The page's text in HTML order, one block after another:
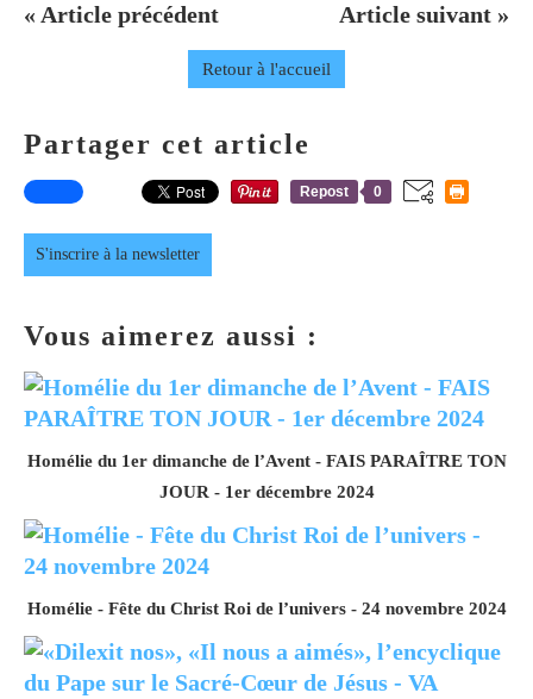
« Article précédent Article suivant »
Retour à l'accueil
Partager cet article
Repost 0
S'inscrire à la newsletter
Vous aimerez aussi :
Homélie du 1er dimanche de l’Avent - FAIS PARAÎTRE TON
JOUR - 1er décembre 2024
Homélie - Fête du Christ Roi de l’univers - 24 novembre 2024